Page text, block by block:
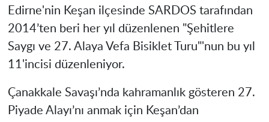
Edirne'nin Keşan ilçesinde SARDOS tarafından
2014’ten beri her yıl düzenlenen "Şehitlere
Saygı ve 27. Alaya Vefa Bisiklet Turu"'nun bu yıl
11'incisi düzenleniyor.
Çanakkale Savaşı’nda kahramanlık gösteren 27.
Piyade Alayı’nı anmak için Keşan’dan